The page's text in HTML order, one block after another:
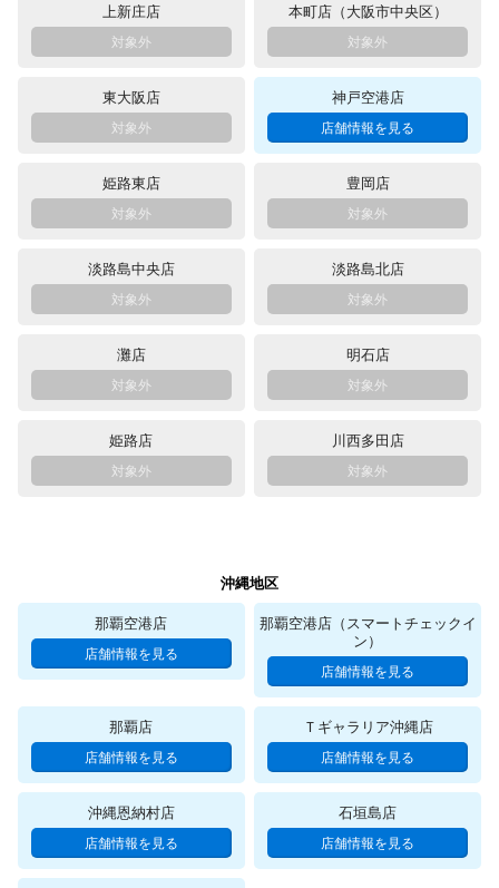
上新庄店 本町店（大阪市中央区）
東大阪店 神戸空港店
姫路東店 豊岡店
淡路島中央店 淡路島北店
灘店 明石店
姫路店 川西多田店
沖縄地区
那覇空港店
那覇空港店（スマートチェックイ
ン）
那覇店 Ｔギャラリア沖縄店
沖縄恩納村店 石垣島店